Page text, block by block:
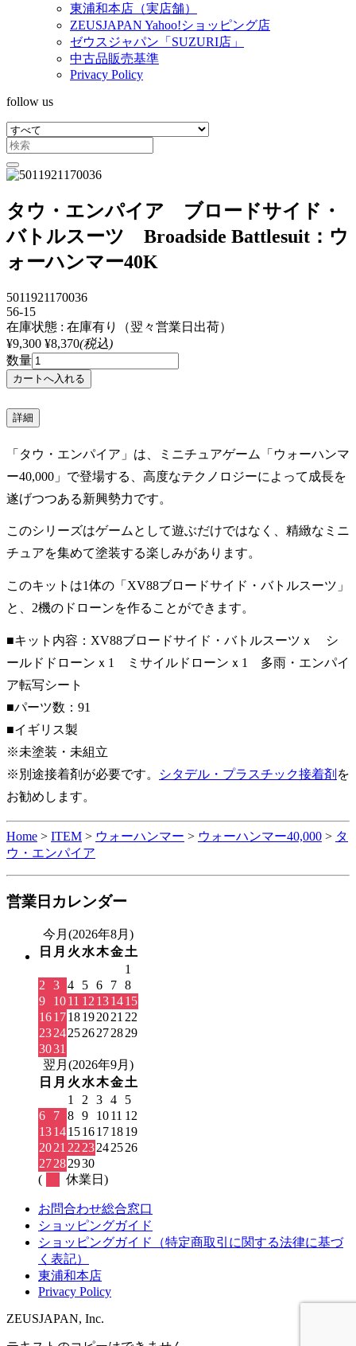
東浦和本店（実店舗）
ZEUSJAPAN Yahoo!ショッピング店
ゼウスジャパン「SUZURI店」
中古品販売基準
Privacy Policy
follow us
タウ・エンパイア ブロードサイド・
バトルスーツ Broadside Battlesuit：ウ
ォーハンマー40K
5011921170036
56-15
在庫状態 : 在庫有り（翌々営業日出荷）
¥9,300 ¥8,370(税込)
数量
詳細
「タウ・エンパイア」は、ミニチュアゲーム「ウォーハンマ
ー40,000」で登場する、高度なテクノロジーによって成長を
遂げつつある新興勢力です。
このシリーズはゲームとして遊ぶだけではなく、精緻なミニ
チュアを集めて塗装する楽しみがあります。
このキットは1体の「XV88ブロードサイド・バトルスーツ」
と、2機のドローンを作ることができます。
■キット内容：XV88ブロードサイド・バトルスーツｘ シ
ールドドローンｘ1 ミサイルドローンｘ1 多雨・エンパイ
ア転写シート
■パーツ数：91
■イギリス製
※未塗装・未組立
※別途接着剤が必要です。
シタデル・プラスチック接着剤 を
お勧めします。
Home > ITEM > ウォーハンマー > ウォーハンマー40,000 > タ
ウ・エンパイア
営業日カレンダー
今月(2026年8月)
日 月 火水木金土
1
2
3 4 5 6 7 8
9
1011 12 131415
16171819202122
23242526272829
3031
翌月(2026年9月)
日 月 火水木金土
1
2 3 4
5
6
7 8 9 1011 12
13141516171819
20212223242526
27282930
(
休業日)
お問合わせ総合窓口
ショッピングガイド
ショッピングガイド（特定商取引に関する法律に基づ
く表記）
東浦和本店
Privacy Policy
ZEUSJAPAN, Inc.